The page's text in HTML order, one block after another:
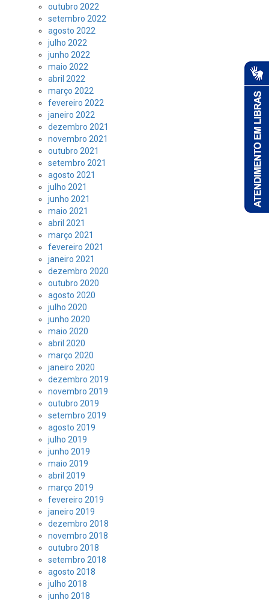
outubro 2022
setembro 2022
agosto 2022
julho 2022
junho 2022
maio 2022
abril 2022
março 2022
fevereiro 2022
janeiro 2022
dezembro 2021
novembro 2021
outubro 2021
setembro 2021
agosto 2021
julho 2021
junho 2021
maio 2021
abril 2021
março 2021
fevereiro 2021
janeiro 2021
dezembro 2020
outubro 2020
agosto 2020
julho 2020
junho 2020
maio 2020
abril 2020
março 2020
janeiro 2020
dezembro 2019
novembro 2019
outubro 2019
setembro 2019
agosto 2019
julho 2019
junho 2019
maio 2019
abril 2019
março 2019
fevereiro 2019
janeiro 2019
dezembro 2018
novembro 2018
outubro 2018
setembro 2018
agosto 2018
julho 2018
junho 2018